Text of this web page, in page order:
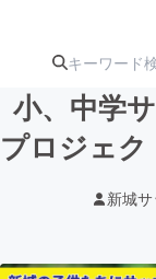
注目のリ
ターン
小、中学
プロジェ
新城